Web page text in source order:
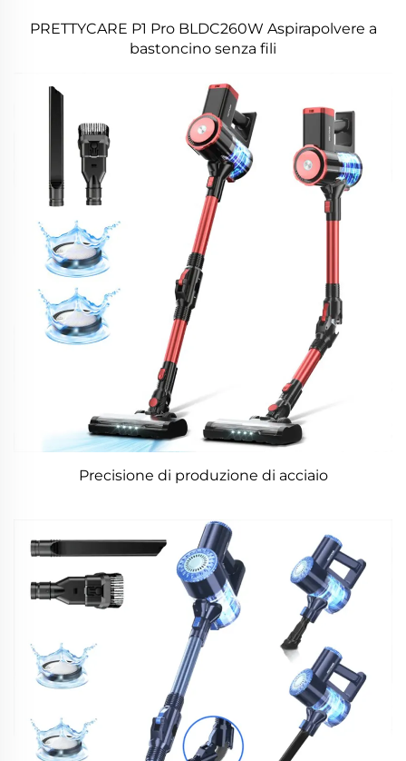
PRETTYCARE P1 Pro BLDC260W Aspirapolvere a
bastoncino senza fili
Precisione di produzione di acciaio